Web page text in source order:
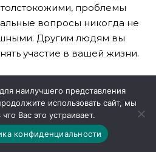
проблемы
вопросы никогда не
Другим людям вы
участие в вашей жизни.
цифра года
раскроет тайну вашей
наилучшего представления
использовать сайт, мы
Вас это устраивает.
конфиденциальности